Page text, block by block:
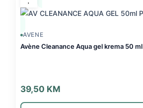
AVENE
Avène Cleanance Aqua gel krema 50 ml
39,50 KM